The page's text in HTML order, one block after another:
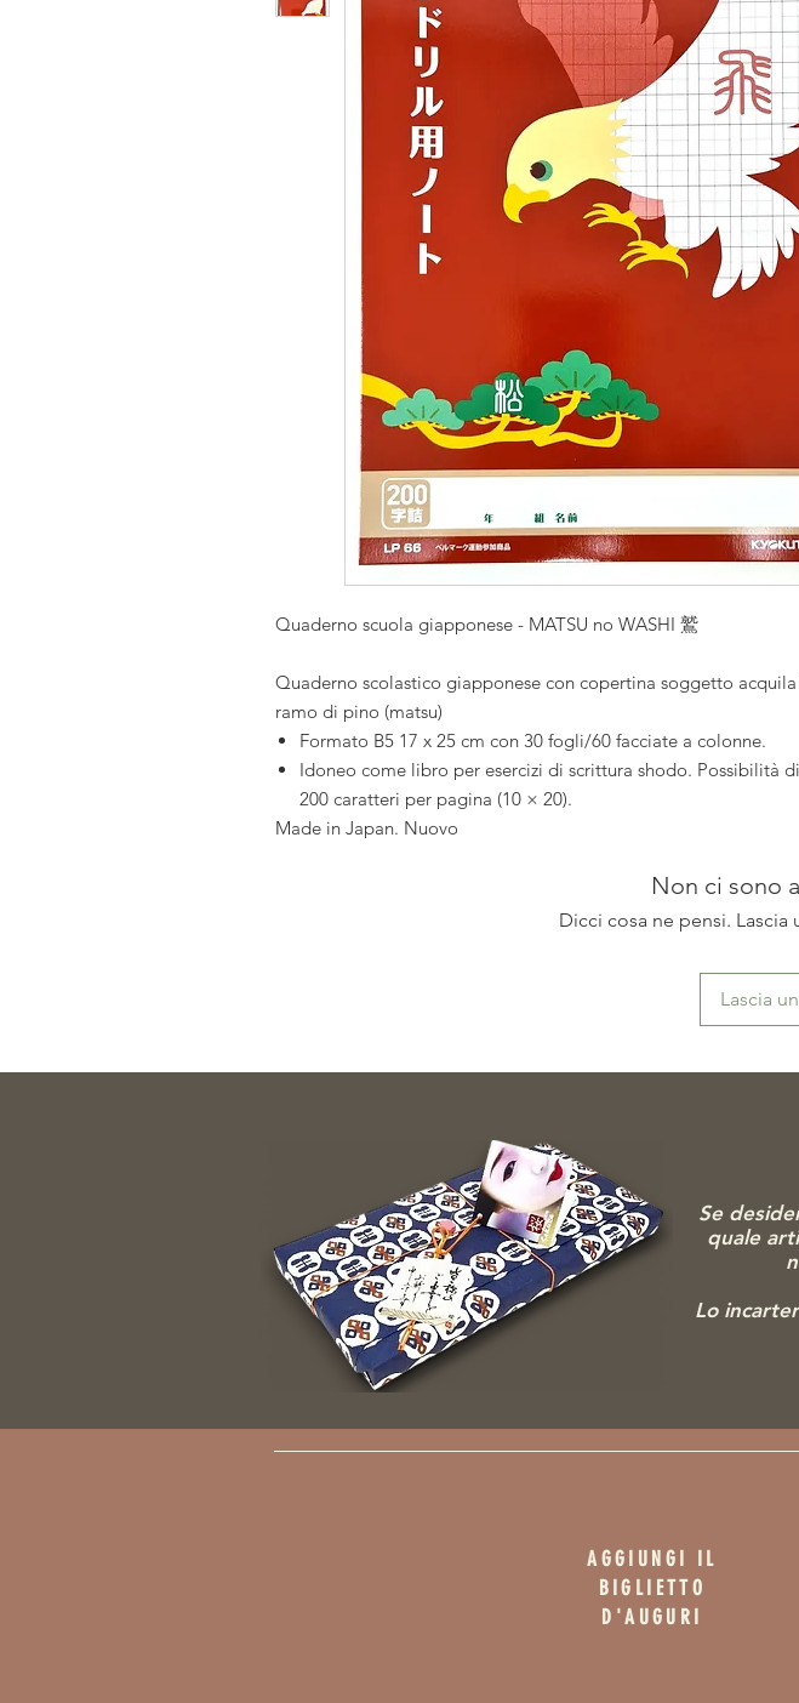
Quaderno scuola giapponese - MATSU no WASHI 鷲
Quaderno scolastico giapponese con copertina soggetto
ramo di pino (matsu)
Formato B5 17 x 25 cm con 30 fogli/60 facciate a colonne.
Idoneo come libro per esercizi di scrittura shodo. Possibilità
200 caratteri per pagina (10 × 20).
Made in Japan. Nuovo
Non ci sono
Dicci cosa ne pensi.
Lascia
Se
quale
Lo
AGGIUNGI IL
BIGLIETTO
D'AUGURI